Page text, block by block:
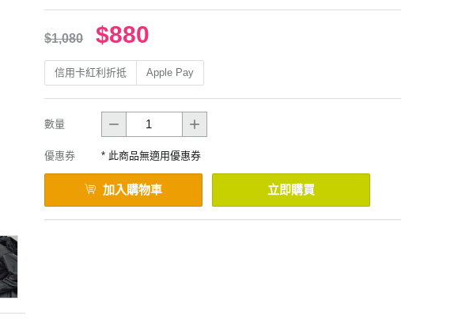
$1,080 $880
信用卡紅利折抵 Apple Pay
數量
優惠券 * 此商品無適用優惠券
加入購物車 立即購買